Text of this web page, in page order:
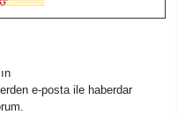
e-posta ile haberdar